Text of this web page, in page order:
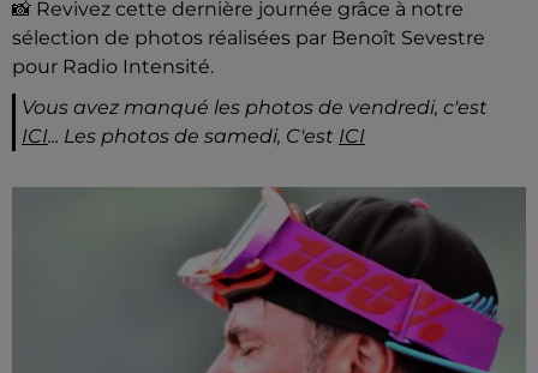
📸 Revivez cette dernière journée grâce à notre
sélection de photos réalisées par Benoît Sevestre
pour Radio Intensité.
Vous avez manqué les photos de vendredi, c'est
ICI... Les photos de samedi, C'est ICI